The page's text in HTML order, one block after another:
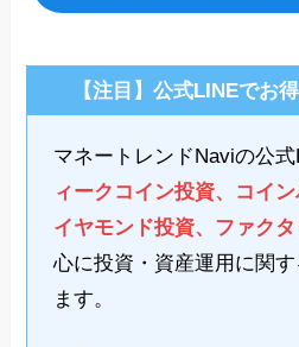
【注目】公式LINEでお
マネートレンドNaviの公式
ィークコイン投資、コイ
イヤモンド投資、ファク
心に投資・資産運用に関
ます。